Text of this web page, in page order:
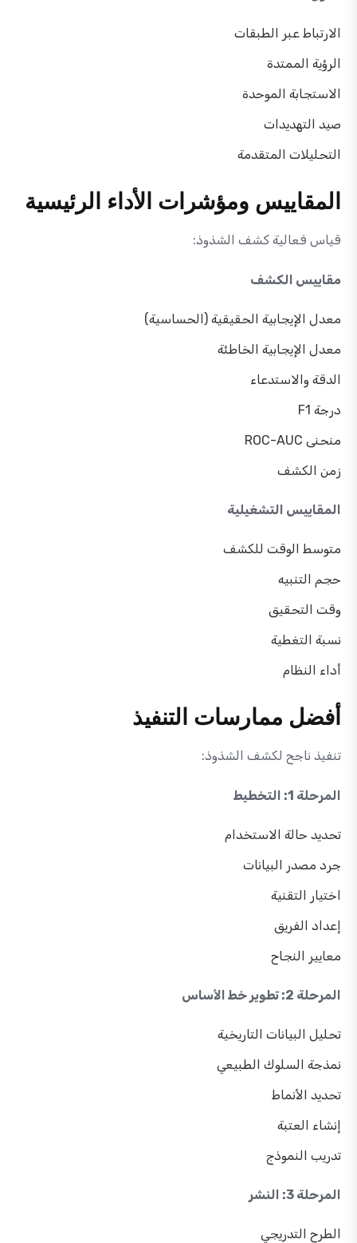
الارتباط عبر الطبقات
الرؤية الممتدة
الاستجابة الموحدة
صيد التهديدات
التحليلات المتقدمة
المقاييس ومؤشرات الأداء الرئيسية
قياس فعالية كشف الشذوذ:
مقاييس الكشف
معدل الإيجابية الحقيقية (الحساسية)
معدل الإيجابية الخاطئة
الدقة والاستدعاء
درجة F1
منحنى ROC-AUC
زمن الكشف
المقاييس التشغيلية
متوسط الوقت للكشف
حجم التنبيه
وقت التحقيق
نسبة التغطية
أداء النظام
أفضل ممارسات التنفيذ
تنفيذ ناجح لكشف الشذوذ:
المرحلة 1: التخطيط
تحديد حالة الاستخدام
جرد مصدر البيانات
اختيار التقنية
إعداد الفريق
معايير النجاح
المرحلة 2: تطوير خط الأساس
تحليل البيانات التاريخية
نمذجة السلوك الطبيعي
تحديد الأنماط
إنشاء العتبة
تدريب النموذج
المرحلة 3: النشر
الطرح التدريجي